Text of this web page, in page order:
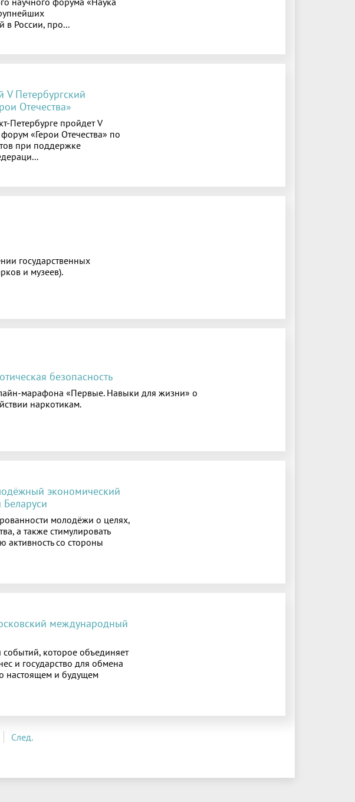
в России, про...
V Петербургский
Отечества»
Петербурге пройдет V
«Герои Отечества» по
при поддержке
государственных
и музеев).
безопасность
марафона «Первые. Навыки для жизни» о
наркотикам.
экономический
молодёжи о целях,
а также стимулировать
активность со стороны
международный
которое объединяет
и государство для обмена
настоящем и будущем
След.